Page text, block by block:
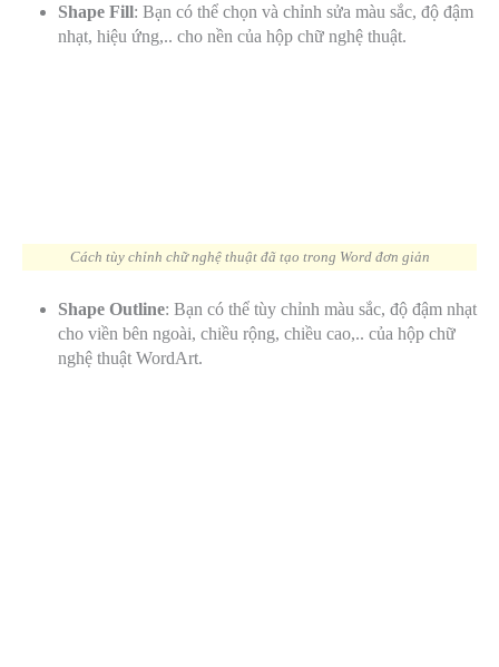
Shape Fill: Bạn có thể chọn và chỉnh sửa màu sắc, độ đậm
nhạt, hiệu ứng,.. cho nền của hộp chữ nghệ thuật.
Cách tùy chỉnh chữ nghệ thuật đã tạo trong Word đơn giản
Shape Outline: Bạn có thể tùy chỉnh màu sắc, độ đậm nhạt
cho viền bên ngoài, chiều rộng, chiều cao,.. của hộp chữ
nghệ thuật WordArt.